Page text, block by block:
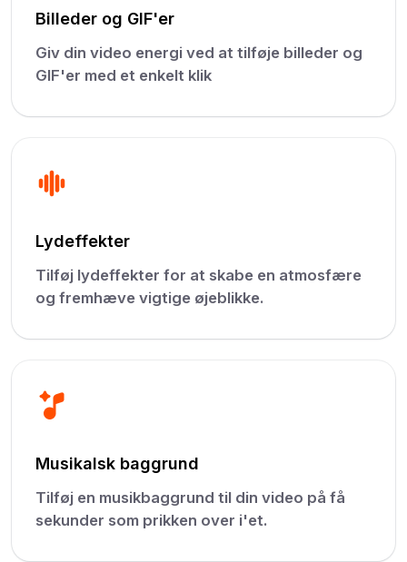
Billeder og GIF'er
Giv din video energi ved at tilføje billeder og
GIF'er med et enkelt klik
Lydeffekter
Tilføj lydeffekter for at skabe en atmosfære
og fremhæve vigtige øjeblikke.
Musikalsk baggrund
Tilføj en musikbaggrund til din video på få
sekunder som prikken over i'et.